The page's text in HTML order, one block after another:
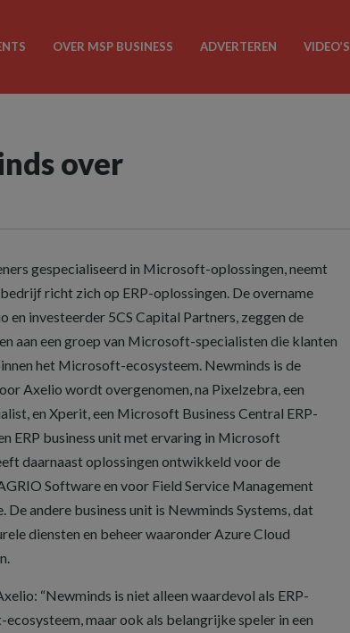
OVER MSP BUSINESS ADVERTEREN VIDEO’S
over
gespecialiseerd in Microsoft-oplossingen, neemt
richt zich op ERP-oplossingen. De overname
en investeerder 5CS Capital Partners, zeggen de
aan een groep van Microsoft-specialisten die klanten
het Microsoft-ecosysteem. Newminds is de
Axelio wordt overgenomen, na Pixelzebra, een
en Xperit, een Microsoft Business Central ERP-
ERP business unit met ervaring in Microsoft
daarnaast oplossingen ontwikkeld voor de
Software en voor Field Service Management
De andere business unit is Newminds Systems, dat
diensten en beheer waaronder Azure Cloud
“Newminds is niet alleen waardevol als ERP-
maar ook als belangrijke speler in een